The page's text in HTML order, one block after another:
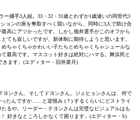
ー捕手3人組。33・32・31歳とわずか1歳違いの同世代3
ョンの座を奪取すべく競いながら、同時に3人で助け合
高にアツかったです。しかし嶺井選手がこのオフから
ても寂しいですが、新体制に期待しようと思います。
ちゃくちゃかわいい子たちとめちゃくちゃシュールな
最高です。マスコット好きは絶対にハマる。舞浜民と
きます」(エディター・旧井菜月)
ヨンさん、そしてドヨンさん。ジェヒョンさんは、何で
たんですか……と逆恨み (？) するくらいにどストライ
るや。リーダー・テヨンさんは完璧なビジュアルはも
好きなところしかなくて困ります」(エディター・S)